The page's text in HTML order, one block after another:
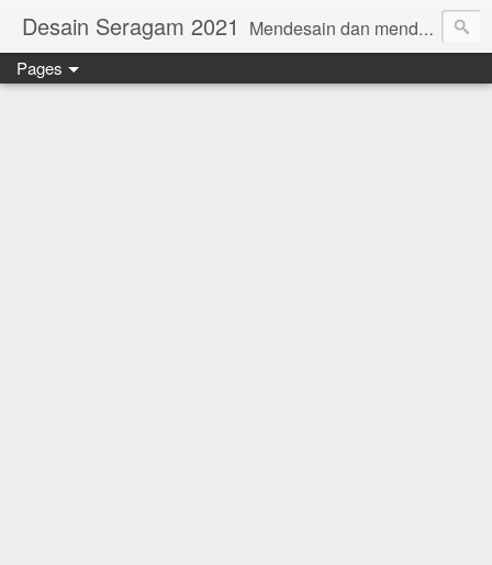
Desain Seragam 2021 Mendesain dan mendesain ulang SERAGAM KERJA 2018 www.rumahjahit.com
Pages